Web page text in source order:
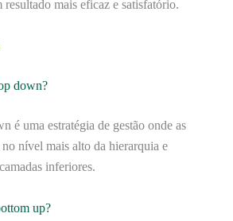
mais eficaz e satisfatório.
down?
é uma estratégia de gestão onde as
no nível mais alto da hierarquia e
inferiores.
up?